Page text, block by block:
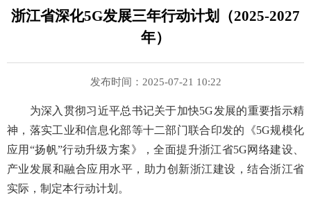
浙江省深化5G发展三年行动计划（2025-2027
年）
发布时间：2025-07-21 10:22
为深入贯彻习近平总书记关于加快5G发展的重要指示精
神，落实工业和信息化部等十二部门联合印发的《5G规模化
应用“扬帆”行动升级方案》，全面提升浙江省5G网络建设、
产业发展和融合应用水平，助力创新浙江建设，结合浙江省
实际，制定本行动计划。